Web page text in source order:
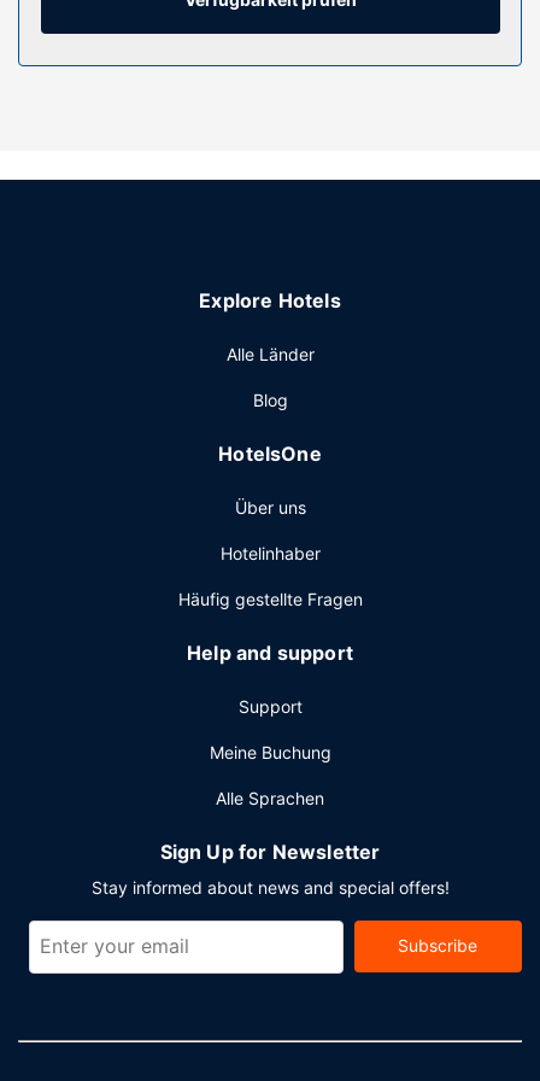
einer Dusche und kostenlosen Toilettenartikeln versehen.
Ausstattung der Anlage
Grillmöglichkeiten.
Explore Hotels
Alle Länder
Blog
HotelsOne
Über uns
Hotelinhaber
Häufig gestellte Fragen
Help and support
Support
Meine Buchung
Alle Sprachen
Sign Up for Newsletter
Stay informed about news and special offers!
Subscribe